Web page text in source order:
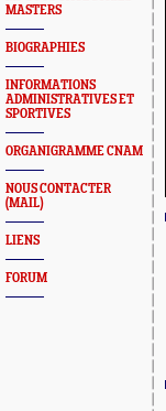
MASTERS
BIOGRAPHIES
INFORMATIONS
ADMINISTRATIVES ET
SPORTIVES
ORGANIGRAMME CNAM
NOUS CONTACTER
(MAIL)
LIENS
FORUM